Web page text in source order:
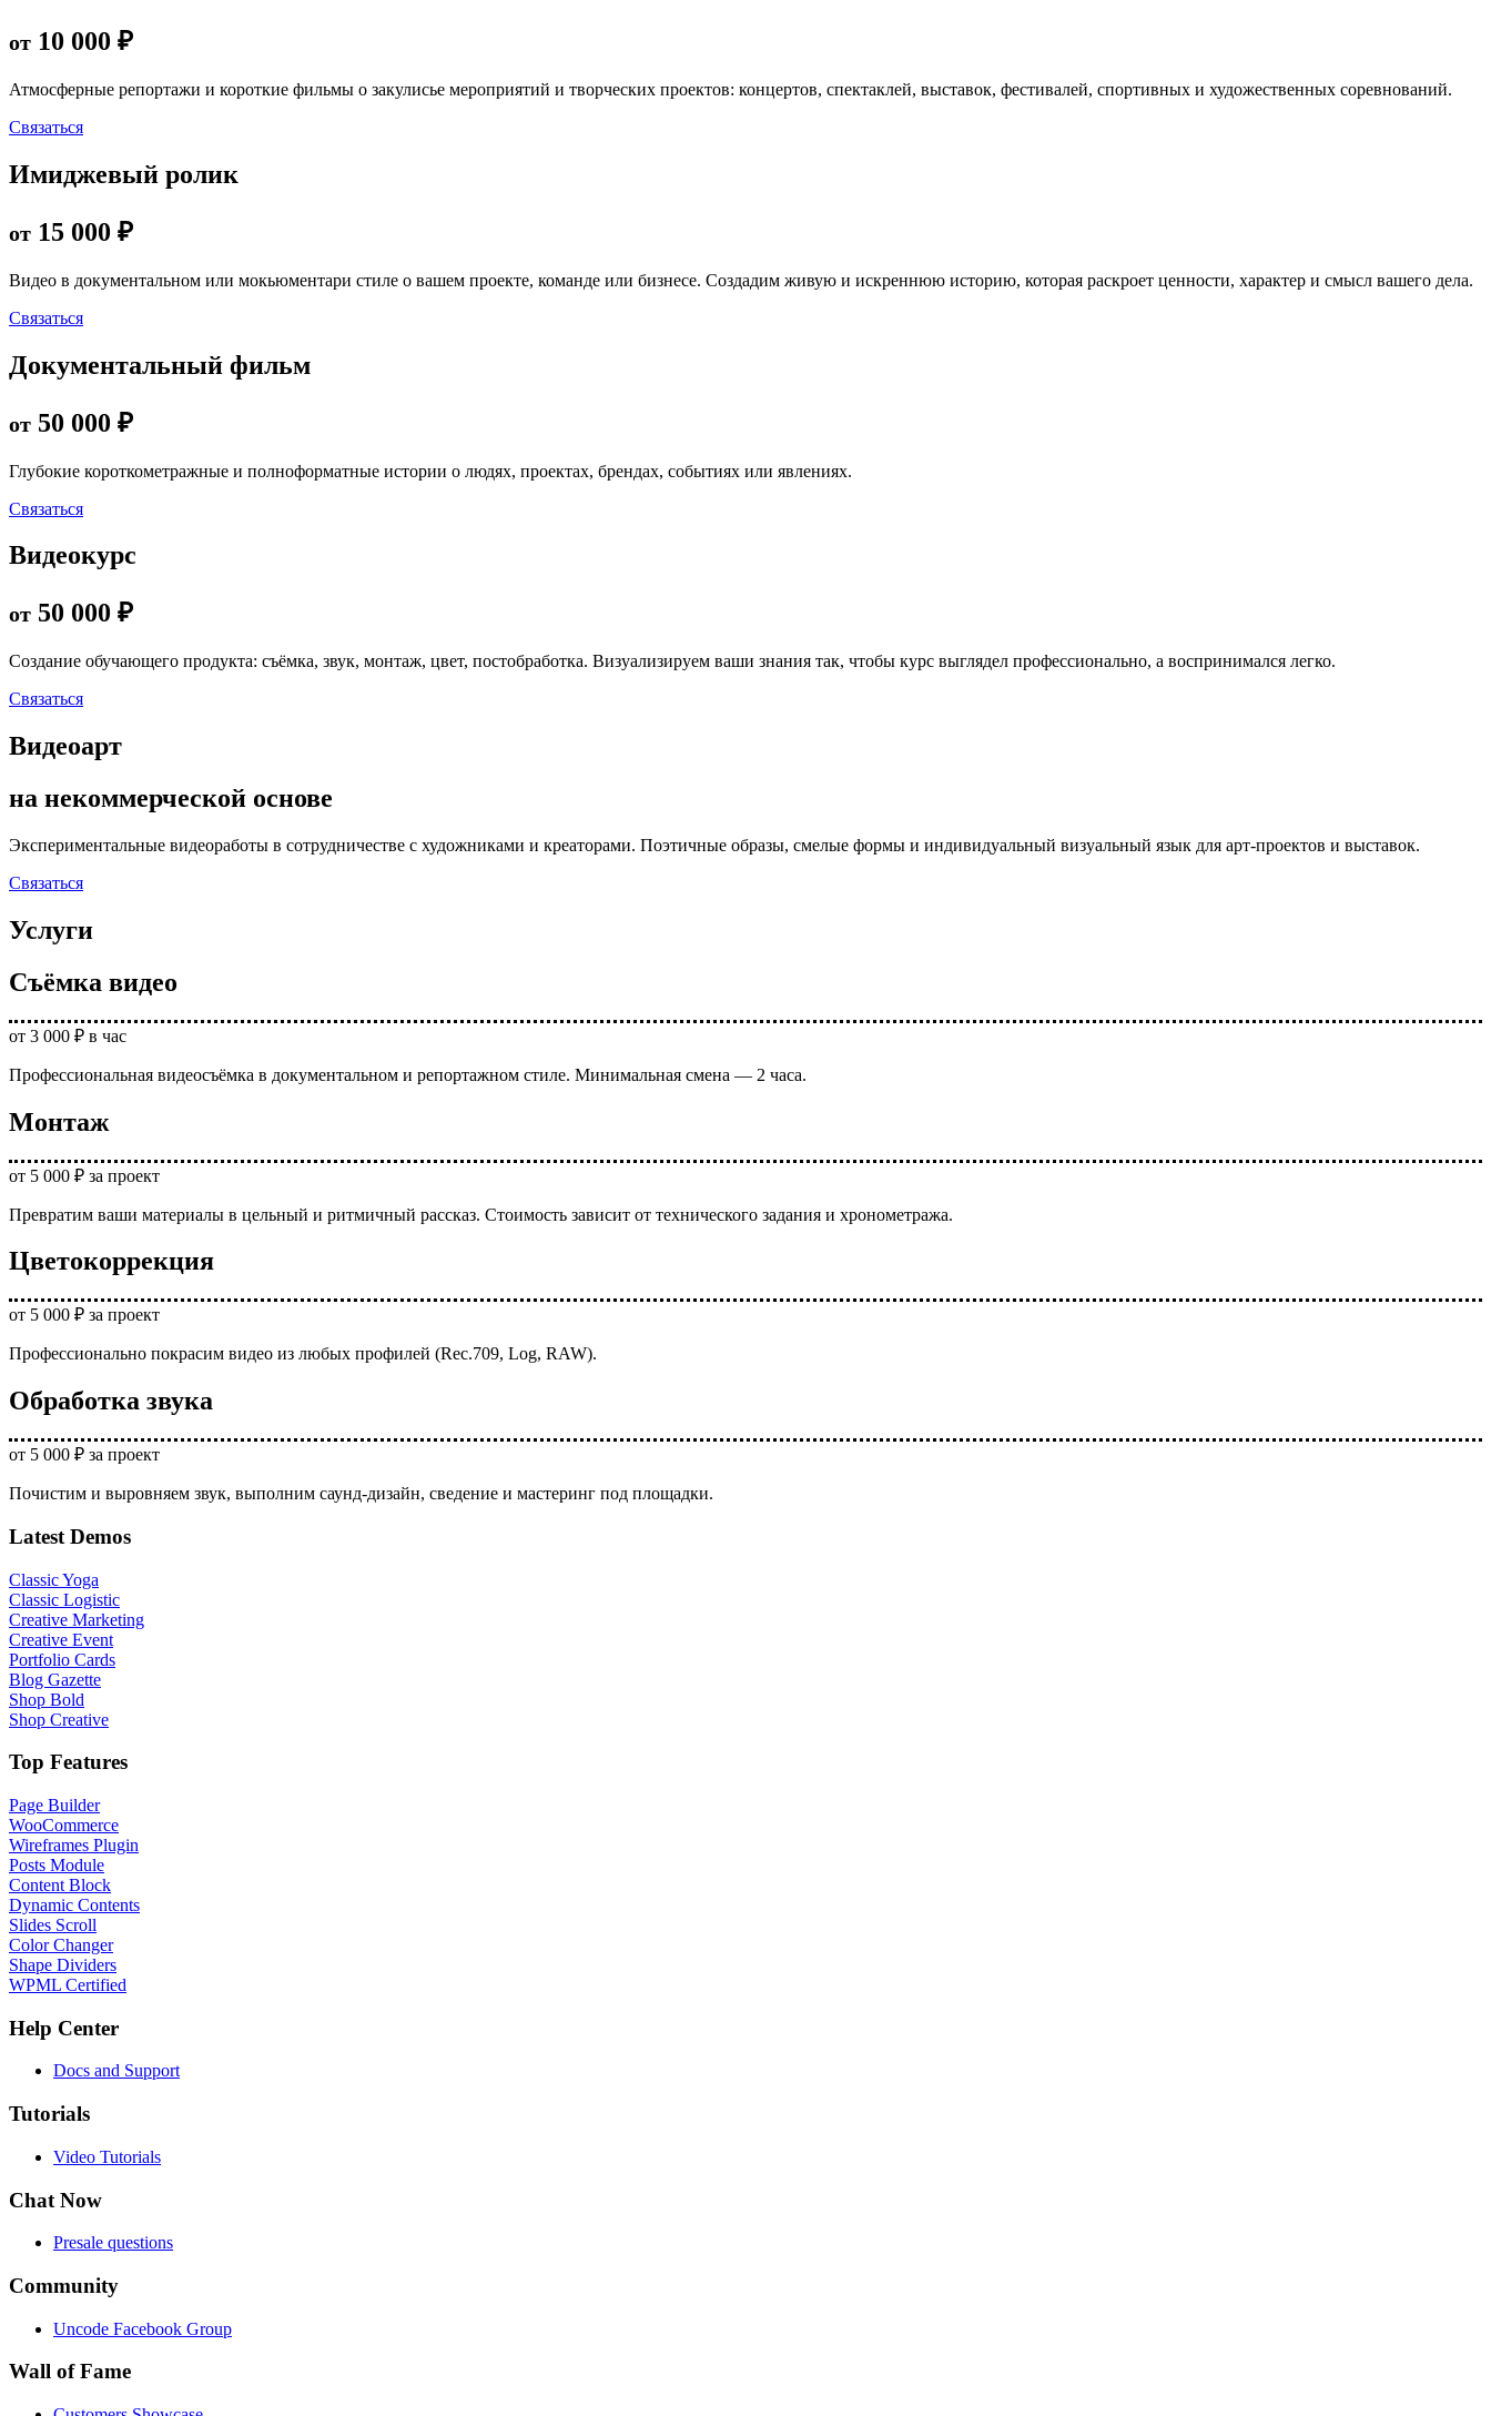
от 10 000 ₽
Атмосферные репортажи и короткие фильмы о закулисье мероприятий и творческих проектов: концертов, спектаклей, выставок, фестивалей, спортивных и художественных соревнований.
Связаться
Имиджевый ролик
от 15 000 ₽
Видео в документальном или мокьюментари стиле о вашем проекте, команде или бизнесе. Создадим живую и искреннюю историю, которая раскроет ценности, характер и смысл вашего дела.
Связаться
Документальный фильм
от 50 000 ₽
Глубокие короткометражные и полноформатные истории о людях, проектах, брендах, событиях или явлениях.
Связаться
Видеокурс
от 50 000 ₽
Создание обучающего продукта: съёмка, звук, монтаж, цвет, постобработка. Визуализируем ваши знания так, чтобы курс выглядел профессионально, а воспринимался легко.
Связаться
Видеоарт
на некоммерческой основе
Экспериментальные видеоработы в сотрудничестве с художниками и креаторами. Поэтичные образы, смелые формы и индивидуальный визуальный язык для арт-проектов и выставок.
Связаться
Услуги
Съёмка видео
от 3 000 ₽ в час
Профессиональная видеосъёмка в документальном и репортажном стиле. Минимальная смена — 2 часа.
Монтаж
от 5 000 ₽ за проект
Превратим ваши материалы в цельный и ритмичный рассказ. Стоимость зависит от технического задания и хронометража.
Цветокоррекция
от 5 000 ₽ за проект
Профессионально покрасим видео из любых профилей (Rec.709, Log, RAW).
Обработка звука
от 5 000 ₽ за проект
Почистим и выровняем звук, выполним саунд-дизайн, сведение и мастеринг под площадки.
Latest Demos
Classic Yoga
Classic Logistic
Creative Marketing
Creative Event
Portfolio Cards
Blog Gazette
Shop Bold
Shop Creative
Top Features
Page Builder
WooCommerce
Wireframes Plugin
Posts Module
Content Block
Dynamic Contents
Slides Scroll
Color Changer
Shape Dividers
WPML Certified
Help Center
Docs and Support
Tutorials
Video Tutorials
Chat Now
Presale questions
Community
Uncode Facebook Group
Wall of Fame